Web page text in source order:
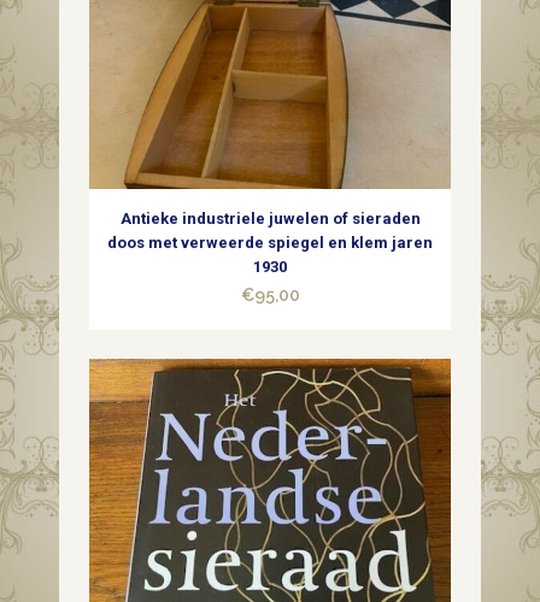
Antieke industriele juwelen of sieraden
doos met verweerde spiegel en klem jaren
1930
€95,00